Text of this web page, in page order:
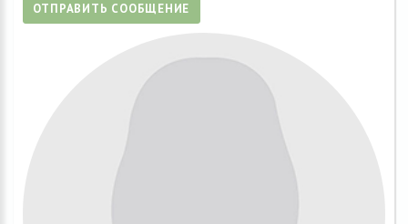
ОТПРАВИТЬ СООБЩЕНИЕ